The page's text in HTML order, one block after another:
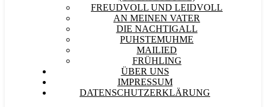
FREUDVOLL UND LEIDVOLL
AN MEINEN VATER
DIE NACHTIGALL
PUHSTEMUHME
MAILIED
FRÜHLING
ÜBER UNS
IMPRESSUM
DATENSCHUTZERKLÄRUNG